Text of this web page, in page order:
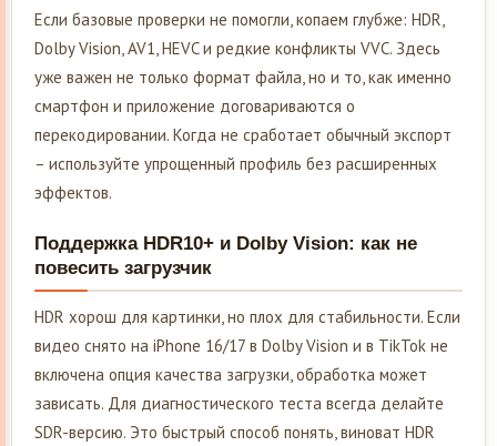
Если базовые проверки не помогли, копаем глубже: HDR,
Dolby Vision, AV1, HEVC и редкие конфликты VVC. Здесь
уже важен не только формат файла, но и то, как именно
смартфон и приложение договариваются о
перекодировании. Когда не сработает обычный экспорт
– используйте упрощенный профиль без расширенных
эффектов.
Поддержка HDR10+ и Dolby Vision: как не
повесить загрузчик
HDR хорош для картинки, но плох для стабильности. Если
видео снято на iPhone 16/17 в Dolby Vision и в TikTok не
включена опция качества загрузки, обработка может
зависать. Для диагностического теста всегда делайте
SDR-версию. Это быстрый способ понять, виноват HDR